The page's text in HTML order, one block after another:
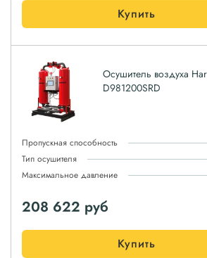
Купить
Осушитель воздуха
D981200SRD
Пропускная способность
Тип осушителя
Максимальное давление
208 622 руб
Купить